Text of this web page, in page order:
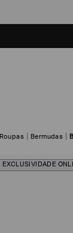
Roupas Bermudas
EXCLUSIVIDADE